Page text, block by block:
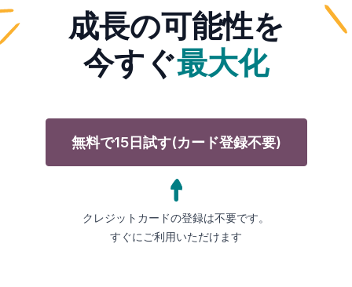
成長の可能性を
今すぐ最大化
無料で15日試す(カード登録不要)
クレジットカードの登録は不要です。
すぐにご利用いただけます